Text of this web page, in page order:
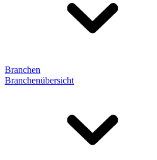
Branchen
Branchenübersicht